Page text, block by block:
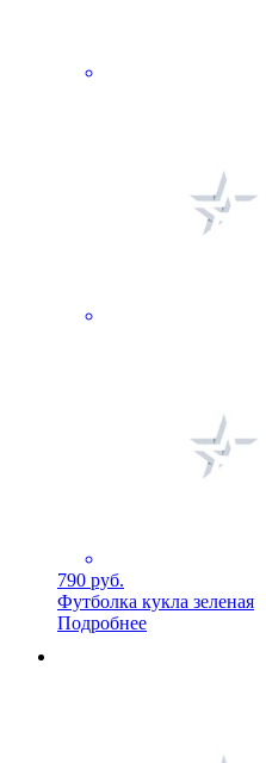
790 руб.
Футболка кукла зеленая
Подробнее